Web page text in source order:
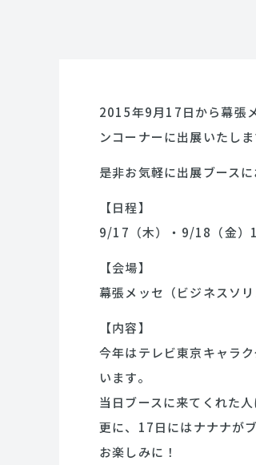
2015年9月17日から幕張
ンコーナーに出展いたしま
是非お気軽に出展ブース
【日程】
9/17（木）・9/18（金
【会場】
幕張メッセ（ビジネスソ
【内容】
今年はテレビ東京キャラ
います。
当日ブースに来てくれた
更に、17日にはナナナが
お楽しみに！